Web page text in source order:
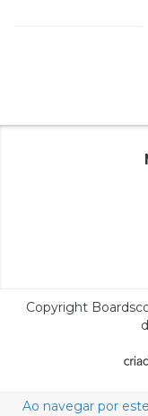
Ao navegar por
Copyright